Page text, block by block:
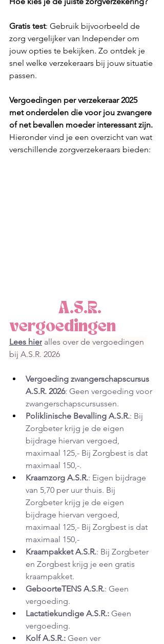
Gratis test: Gebruik bijvoorbeeld de
zorg vergelijker van Independer om
jouw opties te bekijken. Zo ontdek je
snel welke verzekeraars bij jouw situatie
passen.
Vergoedingen per verzekeraar 2025
met onderdelen die voor jou zwangere
of net bevallen moeder interessant zijn.
Hieronder vind je een overzicht van wat
verschillende zorgverzekeraars bieden:
            A.S.R.
vergoedingen
Lees hier alles over de vergoedingen
bij A.S.R. 2026
Vergoeding zwangerschapscursus
A.S.R. 2026: Geen vergoeding voor
zwangerschapscursussen.
Poliklinische Bevalling A.S.R.: Bij
Zorgbeter krijg je de eigen
bijdrage hiervan vergoed,
maximaal 125,- Bij Zorgbest is dat
maximaal 150,-.
Kraamzorg A.S.R.: Eigen bijdrage
van 5,70 per uur thuis. Bij
Zorgbeter krijg je de eigen
bijdrage hiervan vergoed,
maximaal 125,- Bij Zorgbest is dat
maximaal 150,-
Kraampakket A.S.R.: Bij Zorgbeter
en Zorgbest krijg je een gratis
kraampakket.
GeboorteTENS A.S.R.: Geen
vergoeding.
Lactatiekundige A.S.R.: Geen
vergoeding.
Kolf A.S.R.: Geen ver